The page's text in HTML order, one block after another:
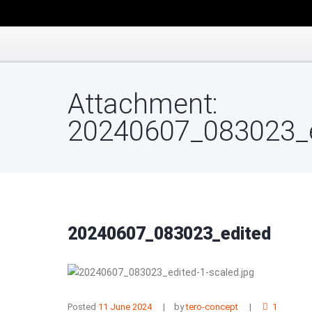
Attachment:
20240607_083023_edited
Posted 11 June 2024 bytero-concept 1